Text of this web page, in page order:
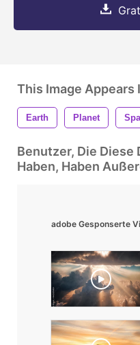
This Image Appears
Earth Planet
Benutzer, Die
Haben, Haben
adobe Gesponserte